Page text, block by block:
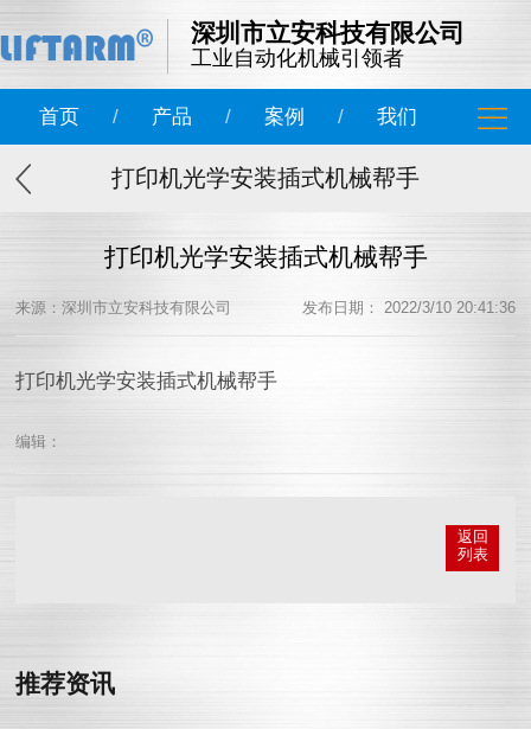
深圳市立安科技有限公司
工业自动化机械引领者
首页 / 产品 / 案例 / 我们
打印机光学安装插式机械帮手
打印机光学安装插式机械帮手
来源：深圳市立安科技有限公司 发布日期： 2022/3/10 20:41:36
打印机光学安装插式机械帮手
编辑：
返回
列表
推荐资讯